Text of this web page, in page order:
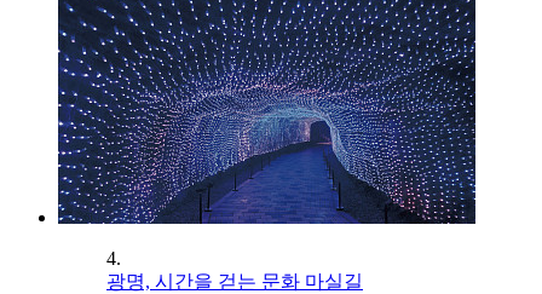
4.
광명, 시간을 걷는 문화 마실길